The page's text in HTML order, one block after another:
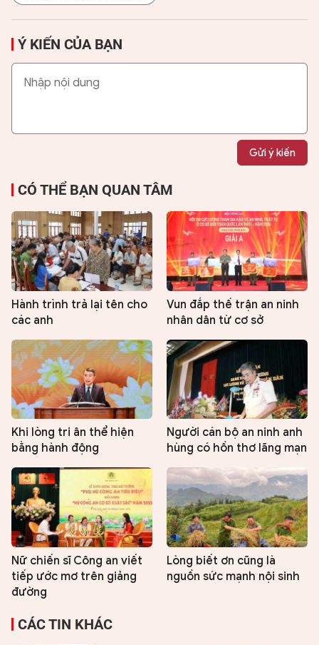
Ý KIẾN CỦA BẠN
Gửi ý kiến
CÓ THỂ BẠN QUAN TÂM
Hành trình trả lại tên cho
các anh
Vun đắp thế trận an ninh
nhân dân từ cơ sở
Khi lòng tri ân thể hiện
bằng hành động
Người cán bộ an ninh anh
hùng có hồn thơ lãng mạn
Nữ chiến sĩ Công an viết
tiếp ước mơ trên giảng
đường
Lòng biết ơn cũng là
nguồn sức mạnh nội sinh
CÁC TIN KHÁC